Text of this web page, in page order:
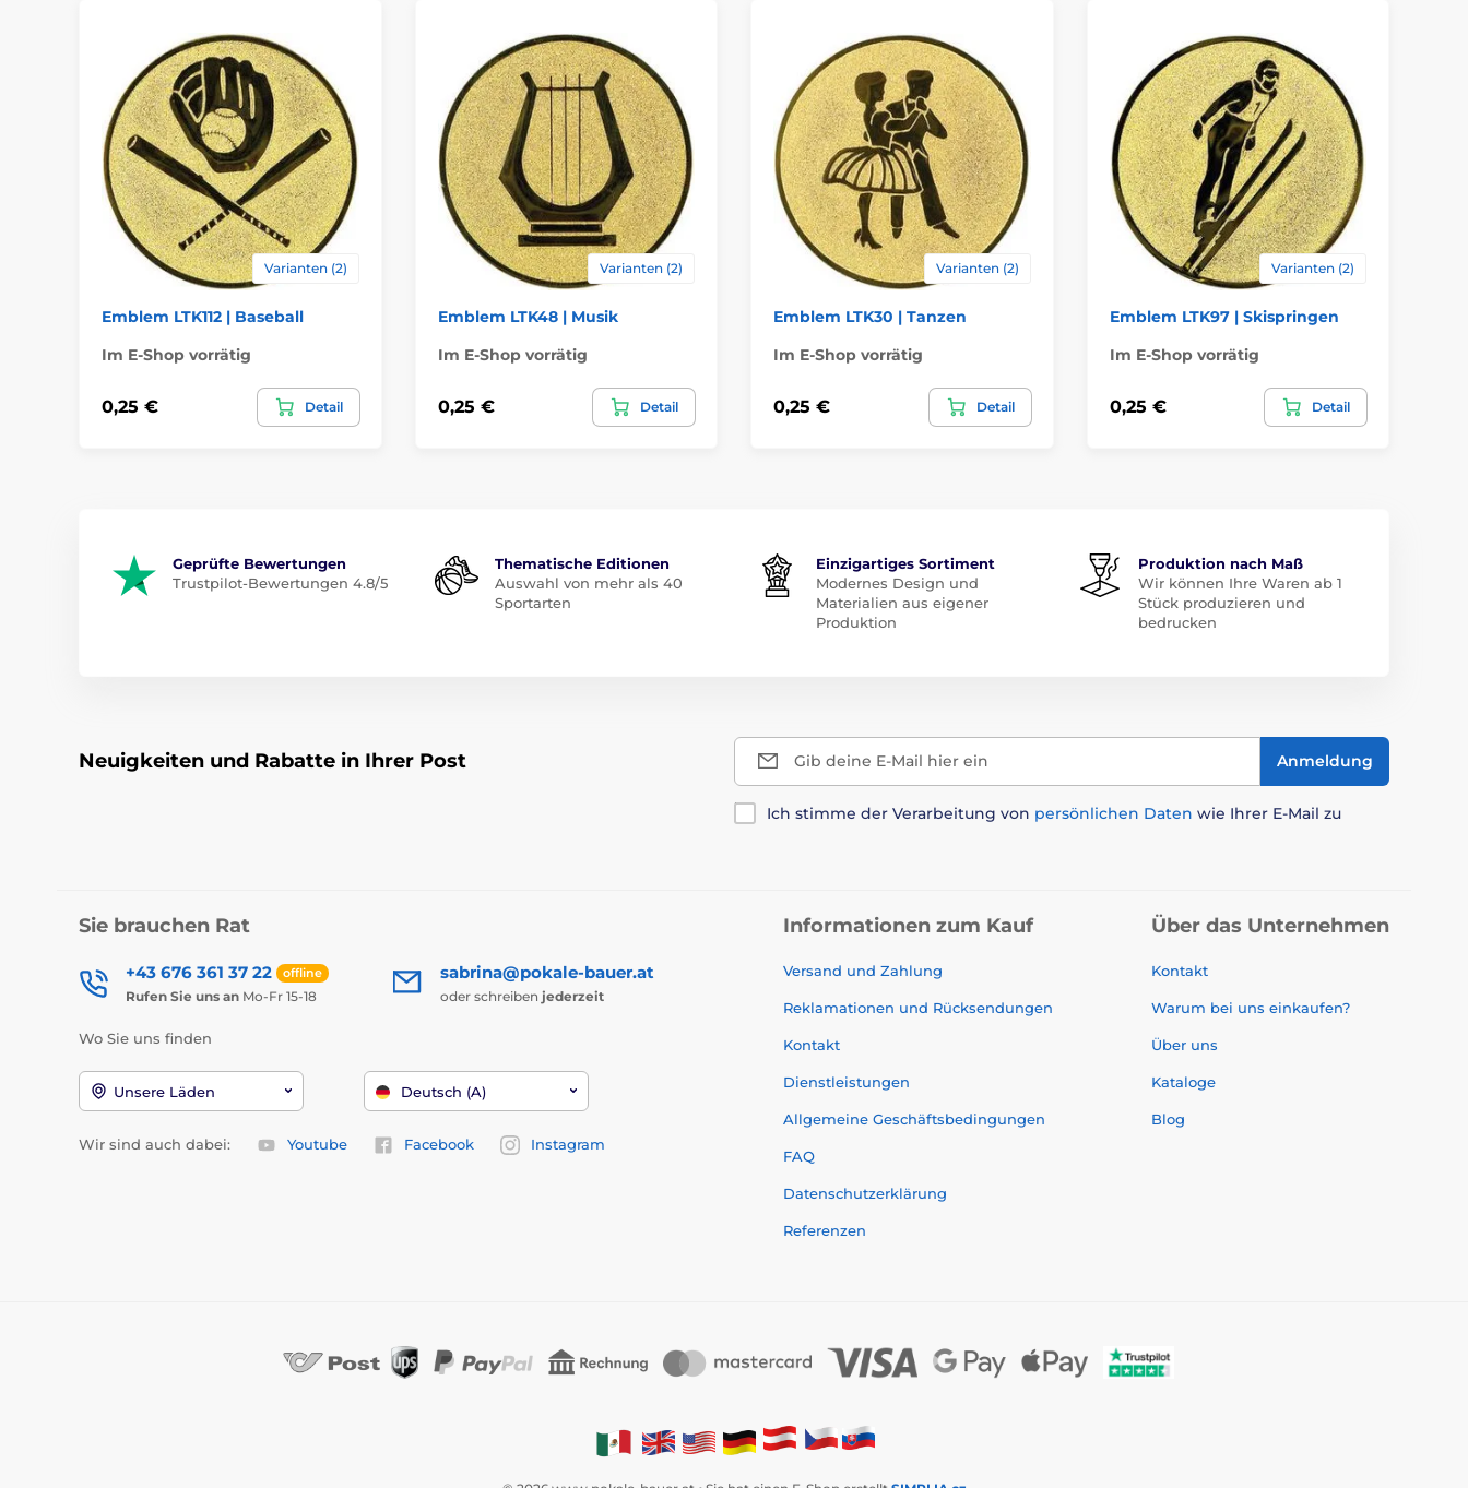
Varianten (2)
Emblem LTK112 | Baseball
Im E-Shop vorrätig
0,25 € Detail
Varianten (2)
Emblem LTK48 | Musik
Im E-Shop vorrätig
0,25 € Detail
Varianten (2)
Emblem LTK30 | Tanzen
Im E-Shop vorrätig
0,25 € Detail
Varianten (2)
Emblem LTK97 | Skispringen
Im E-Shop vorrätig
0,25 € Detail
Geprüfte Bewertungen
Trustpilot-Bewertungen 4.8/5
Thematische Editionen
Auswahl von mehr als 40
Sportarten
Einzigartiges Sortiment
Modernes Design und
Materialien aus eigener
Produktion
Produktion nach Maß
Wir können Ihre Waren ab 1
Stück produzieren und
bedrucken
Neuigkeiten und Rabatte in Ihrer Post Gib deine E-Mail hier ein Anmeldung
Ich stimme der Verarbeitung von persönlichen Daten wie Ihrer E-Mail zu
Sie brauchen Rat
+43 676 361 37 22 offline
Rufen Sie uns an Mo-Fr 15-18
sabrina@pokale-bauer.at
oder schreiben jederzeit
Wo Sie uns finden
Unsere Läden Deutsch (A)
Wir sind auch dabei: Youtube Facebook Instagram
Informationen zum Kauf
Versand und Zahlung
Reklamationen und Rücksendungen
Kontakt
Dienstleistungen
Allgemeine Geschäftsbedingungen
FAQ
Datenschutzerklärung
Referenzen
Über das Unternehmen
Kontakt
Warum bei uns einkaufen?
Über uns
Kataloge
Blog